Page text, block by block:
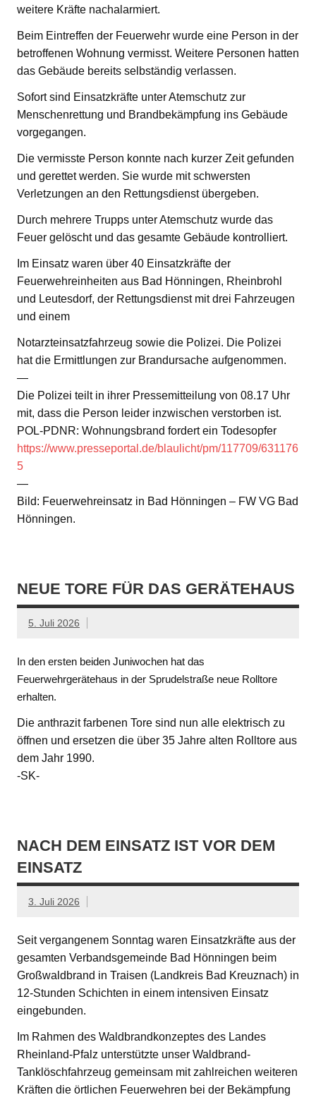
weitere Kräfte nachalarmiert.
Beim Eintreffen der Feuerwehr wurde eine Person in der
betroffenen Wohnung vermisst. Weitere Personen hatten
das Gebäude bereits selbständig verlassen.
Sofort sind Einsatzkräfte unter Atemschutz zur
Menschenrettung und Brandbekämpfung ins Gebäude
vorgegangen.
Die vermisste Person konnte nach kurzer Zeit gefunden
und gerettet werden. Sie wurde mit schwersten
Verletzungen an den Rettungsdienst übergeben.
Durch mehrere Trupps unter Atemschutz wurde das
Feuer gelöscht und das gesamte Gebäude kontrolliert.
Im Einsatz waren über 40 Einsatzkräfte der
Feuerwehreinheiten aus Bad Hönningen, Rheinbrohl
und Leutesdorf, der Rettungsdienst mit drei Fahrzeugen
und einem
Notarzteinsatzfahrzeug sowie die Polizei. Die Polizei
hat die Ermittlungen zur Brandursache aufgenommen.
—
Die Polizei teilt in ihrer Pressemitteilung von 08.17 Uhr
mit, dass die Person leider inzwischen verstorben ist.
POL-PDNR: Wohnungsbrand fordert ein Todesopfer
https://www.presseportal.de/blaulicht/pm/117709/631176
5
—
Bild: Feuerwehreinsatz in Bad Hönningen – FW VG Bad
Hönningen.
NEUE TORE FÜR DAS GERÄTEHAUS
5. Juli 2026
In den ersten beiden Juniwochen hat das
Feuerwehrgerätehaus in der Sprudelstraße neue Rolltore
erhalten.
Die anthrazit farbenen Tore sind nun alle elektrisch zu
öffnen und ersetzen die über 35 Jahre alten Rolltore aus
dem Jahr 1990.
-SK-
NACH DEM EINSATZ IST VOR DEM
EINSATZ
3. Juli 2026
Seit vergangenem Sonntag waren Einsatzkräfte aus der
gesamten Verbandsgemeinde Bad Hönningen beim
Großwaldbrand in Traisen (Landkreis Bad Kreuznach) in
12-Stunden Schichten in einem intensiven Einsatz
eingebunden.
Im Rahmen des Waldbrandkonzeptes des Landes
Rheinland-Pfalz unterstützte unser Waldbrand-
Tanklöschfahrzeug gemeinsam mit zahlreichen weiteren
Kräften die örtlichen Feuerwehren bei der Bekämpfung